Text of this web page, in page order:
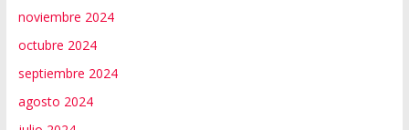
noviembre 2024
octubre 2024
septiembre 2024
agosto 2024